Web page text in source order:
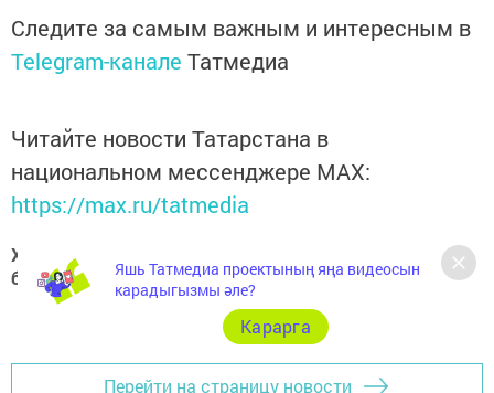
Следите за самым важным и интересным в
Telegram-канале Татмедиа
Читайте новости Татарстана в
национальном мессенджере MАХ:
https://max.ru/tatmedia
Хәзер Арча һәм Арча районы яңалыкларын
безнеңTelegram-каналданда белә аласыз
Перейти на страницу новости
Яшь Татмедиа проектының яңа видеосын
карадыгызмы әле?
Карарга